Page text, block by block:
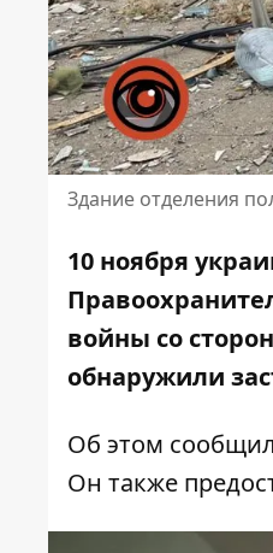
Здание отделения
10 ноября
войны со
обнаружили
Об этом сообщил
Он также